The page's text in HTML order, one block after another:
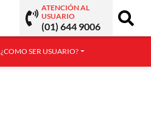
ATENCIÓN AL
USUARIO
(01) 644 9006
¿COMO SER USUARIO?